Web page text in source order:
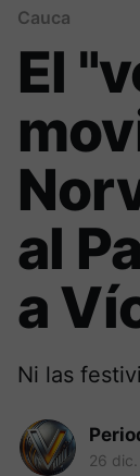
Cauca
El
al
a
Ni las
26